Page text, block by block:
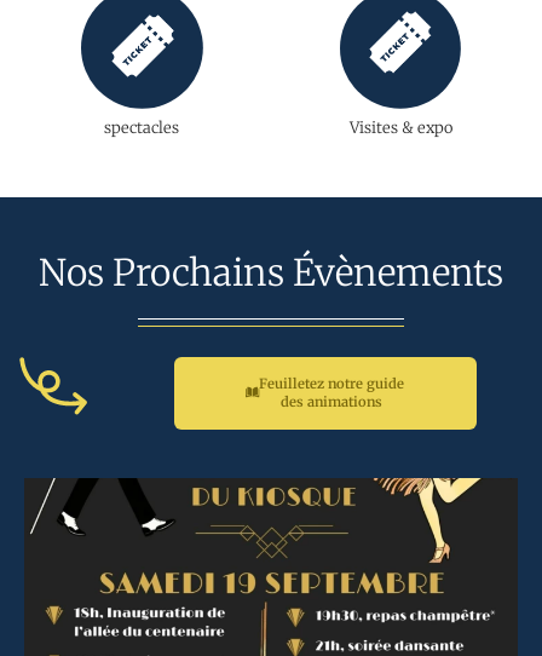
spectacles Visites & expo
Nos Prochains Évènements
Feuilletez notre guide
des animations